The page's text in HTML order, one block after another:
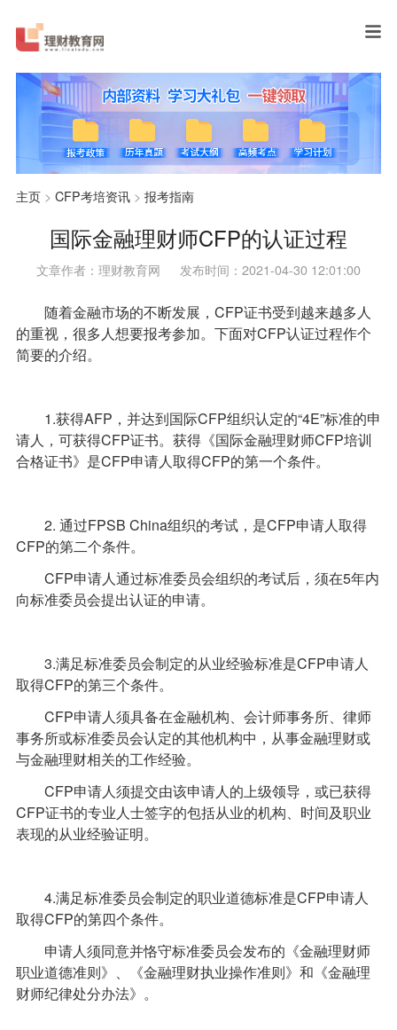
主页> CFP考培资讯> 报考指南
国际金融理财师CFP的认证过程
文章作者：理财教育网 发布时间：2021-04-30 12:01:00
随着金融市场的不断发展， CFP证书受到越来越多人
的重视，很多人想要报考参加。下面对CFP认证过程作个
简要的介绍。
1.获得AFP ，并达到国际CFP组织认定的“4E”标准的申
请人，可获得CFP证书。获得《国际金融理财师CFP培训
合格证书》是CFP申请人取得CFP的第一个条件。
2. 通过FPSB China组织的考试，是CFP申请人取得
CFP的第二个条件。
CFP申请人通过标准委员会组织的考试后，须在5年内
向标准委员会提出认证的申请。
3.满足标准委员会制定的从业经验标准是CFP申请人
取得CFP的第三个条件。
CFP申请人须具备在金融机构、会计师事务所、律师
事务所或标准委员会认定的其他机构中，从事金融理财或
与金融理财相关的工作经验。
CFP申请人须提交由该申请人的上级领导，或已获得
CFP证书的专业人士签字的包括从业的机构、时间及职业
表现的从业经验证明。
4.满足标准委员会制定的职业道德标准是CFP申请人
取得CFP的第四个条件。
申请人须同意并恪守标准委员会发布的《金融理财师
职业道德准则》、《金融理财执业操作准则》和《金融理
财师纪律处分办法》。